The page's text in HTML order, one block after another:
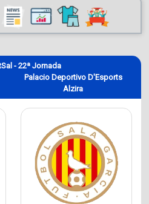
- 22ª Jornada
Palacio Deportivo D'Esports
Alzira